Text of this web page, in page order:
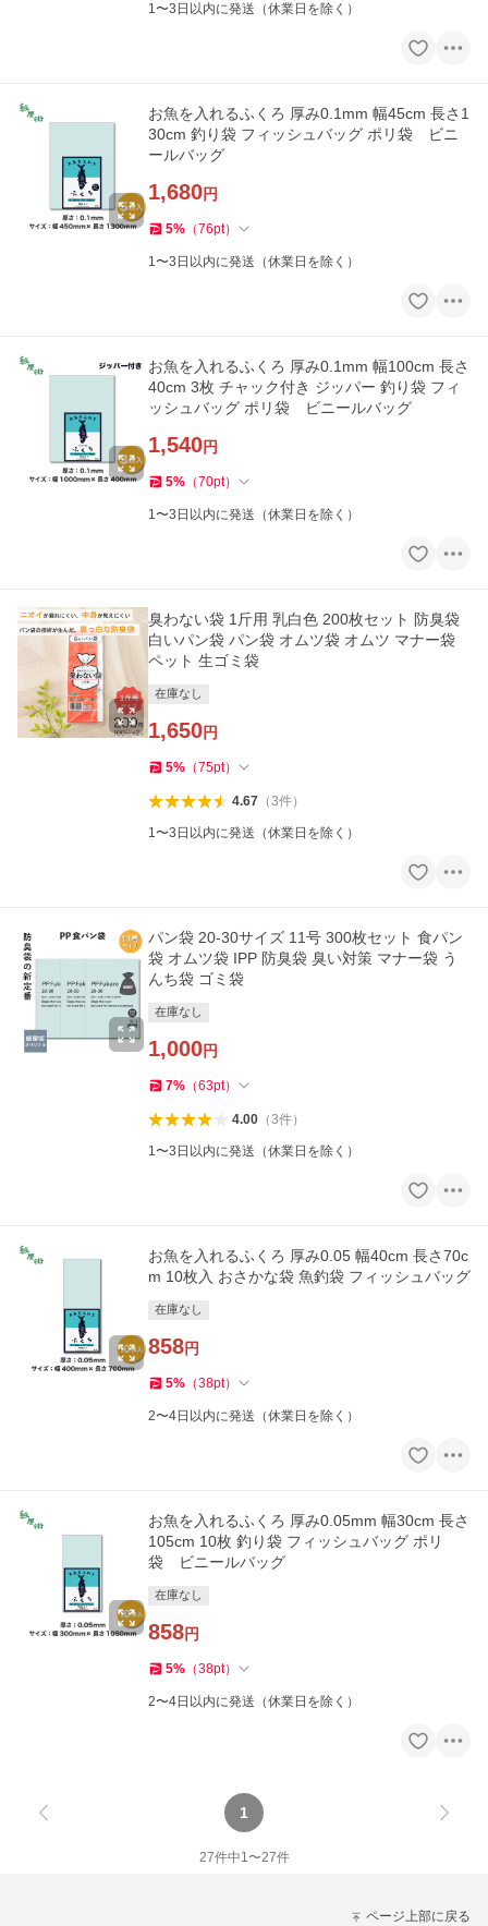
1〜3日以内に発送（休業日を除く）
お魚を入れるふくろ 厚み0.1mm 幅45cm 長さ1
30cm 釣り袋 フィッシュバッグ ポリ袋 ビニ
ールバッグ
1,680円
5% （76pt）
1〜3日以内に発送（休業日を除く）
お魚を入れるふくろ 厚み0.1mm 幅100cm 長さ
40cm 3枚 チャック付き ジッパー 釣り袋 フィ
ッシュバッグ ポリ袋 ビニールバッグ
1,540円
5% （70pt）
1〜3日以内に発送（休業日を除く）
臭わない袋 1斤用 乳白色 200枚セット 防臭袋
白いパン袋 パン袋 オムツ袋 オムツ マナー袋
ペット 生ゴミ袋
在庫なし
1,650円
5% （75pt）
4.67（3件）
1〜3日以内に発送（休業日を除く）
パン袋 20-30サイズ 11号 300枚セット 食パン
袋 オムツ袋 IPP 防臭袋 臭い対策 マナー袋 う
んち袋 ゴミ袋
在庫なし
1,000円
7% （63pt）
4.00（3件）
1〜3日以内に発送（休業日を除く）
お魚を入れるふくろ 厚み0.05 幅40cm 長さ70c
m 10枚入 おさかな袋 魚釣袋 フィッシュバッグ
在庫なし
858円
5% （38pt）
2〜4日以内に発送（休業日を除く）
お魚を入れるふくろ 厚み0.05mm 幅30cm 長さ
105cm 10枚 釣り袋 フィッシュバッグ ポリ
袋 ビニールバッグ
在庫なし
858円
5% （38pt）
2〜4日以内に発送（休業日を除く）
1
27件中1〜27件
ページ上部に戻る